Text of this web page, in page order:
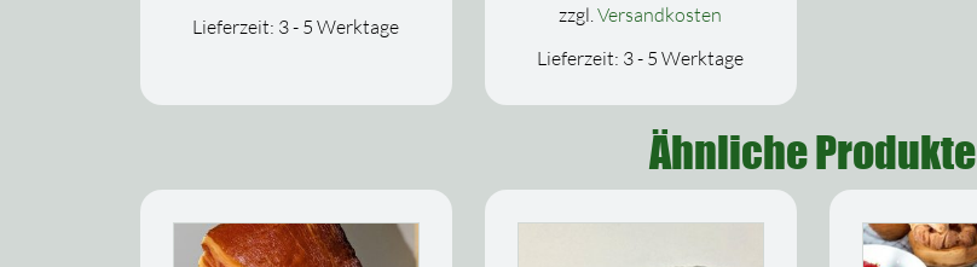
Lieferzeit: 3 - 5 Werktage
zzgl. Versandkosten
Lieferzeit: 3 - 5 Werktage
Ähnliche Produkte